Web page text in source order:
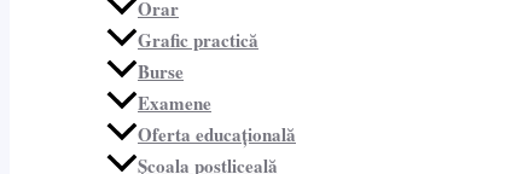
Orar
Grafic practică
Burse
Examene
Oferta educațională
Școala postliceală